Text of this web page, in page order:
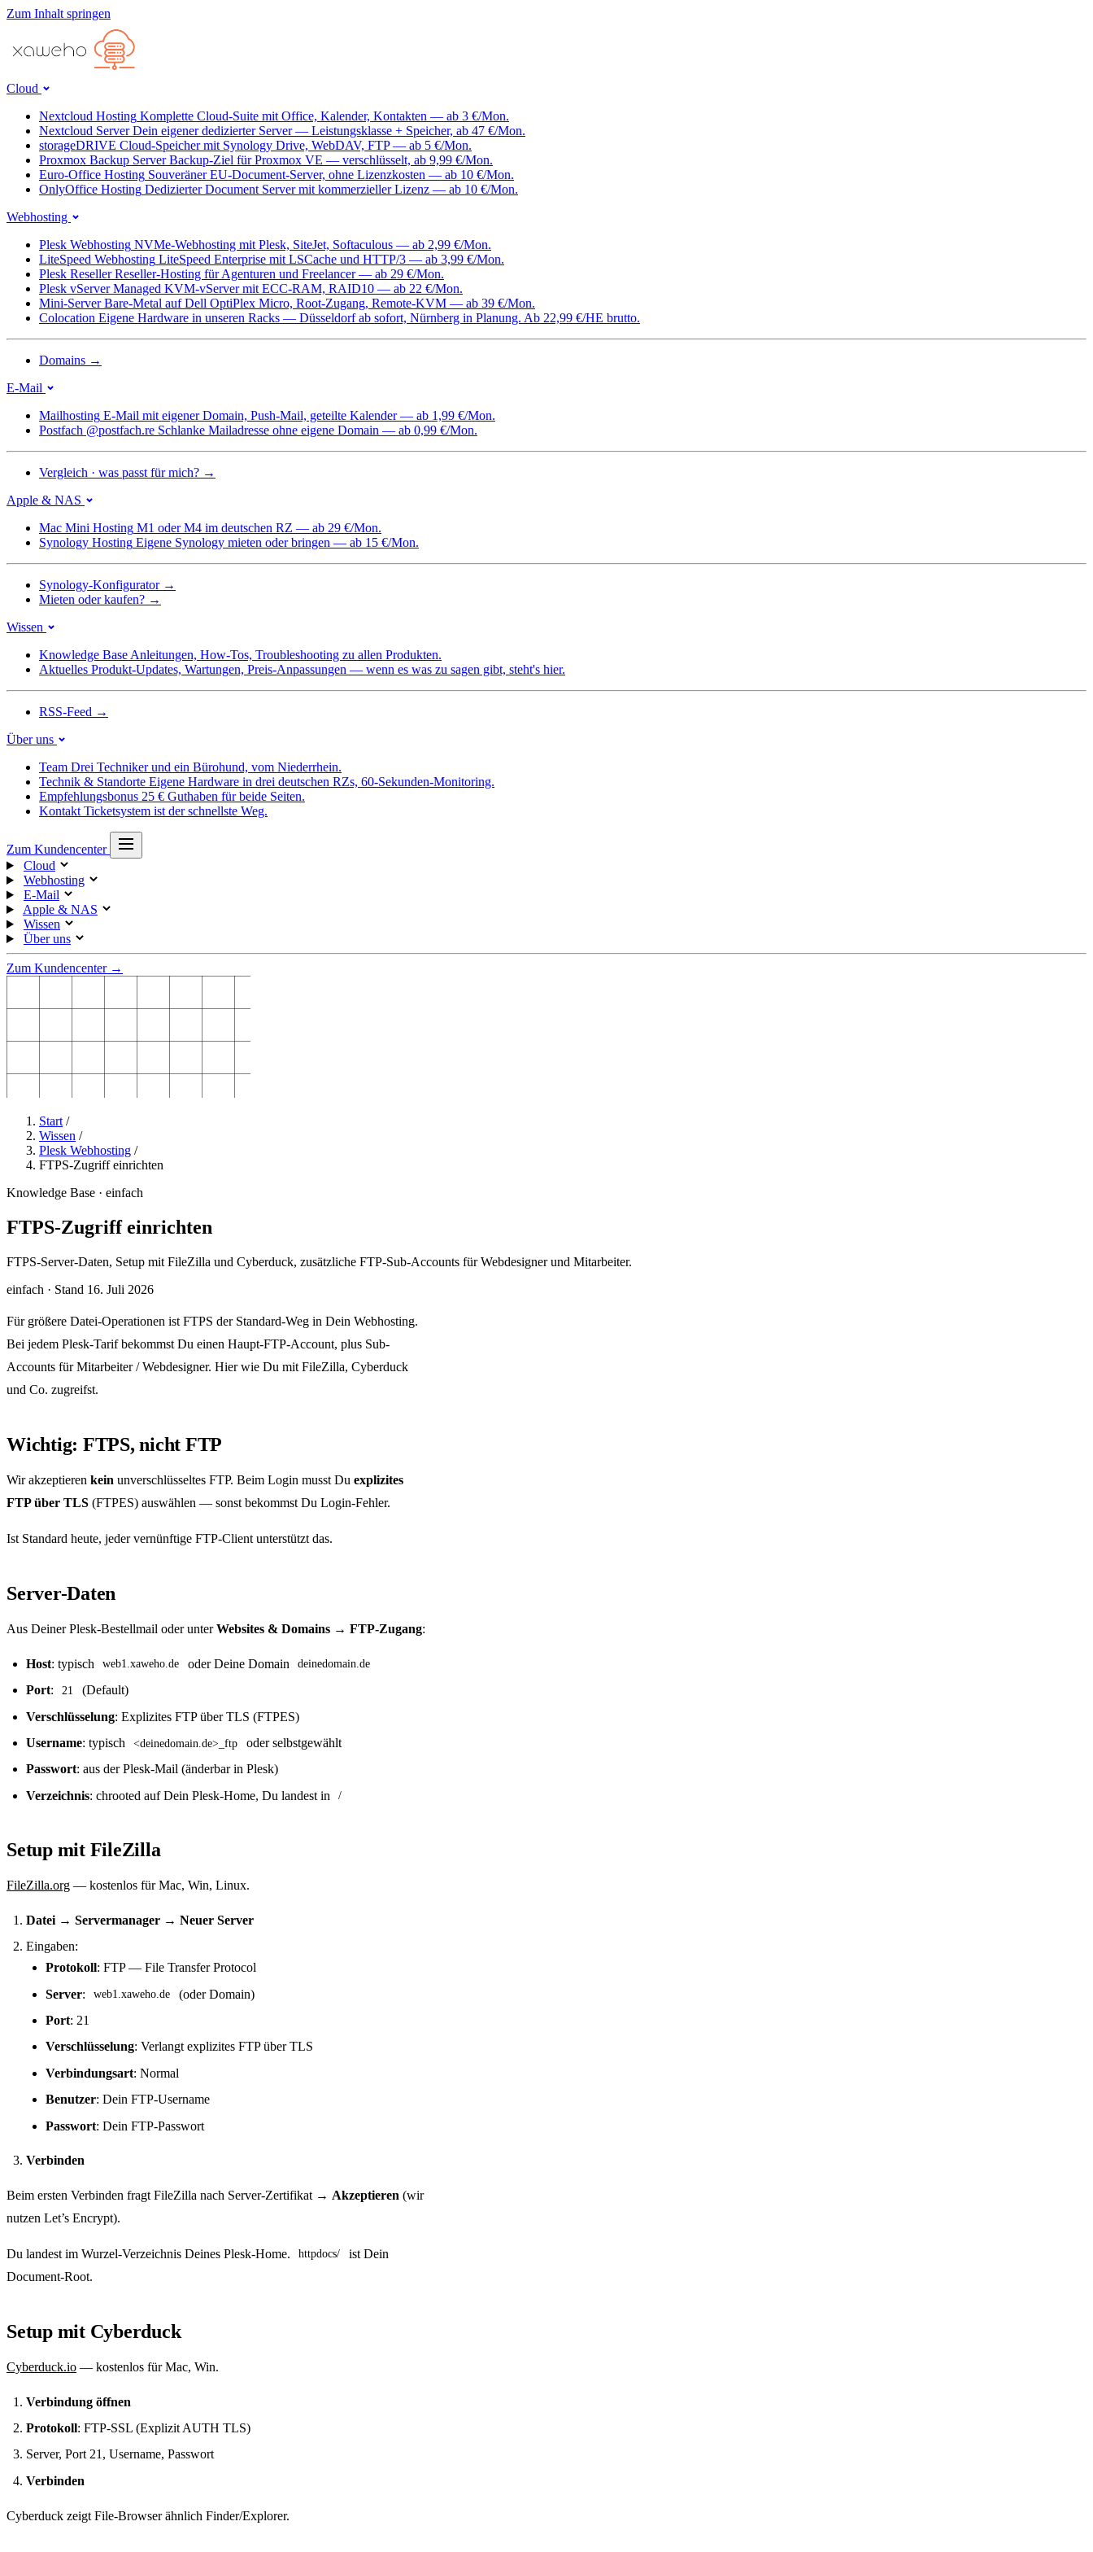
Zum Inhalt springen
Cloud
Nextcloud Hosting Komplette Cloud-Suite mit Office, Kalender, Kontakten — ab 3 €/Mon.
Nextcloud Server Dein eigener dedizierter Server — Leistungsklasse + Speicher, ab 47 €/Mon.
storageDRIVE Cloud-Speicher mit Synology Drive, WebDAV, FTP — ab 5 €/Mon.
Proxmox Backup Server Backup-Ziel für Proxmox VE — verschlüsselt, ab 9,99 €/Mon.
Euro-Office Hosting Souveräner EU-Document-Server, ohne Lizenzkosten — ab 10 €/Mon.
OnlyOffice Hosting Dedizierter Document Server mit kommerzieller Lizenz — ab 10 €/Mon.
Webhosting
Plesk Webhosting NVMe-Webhosting mit Plesk, SiteJet, Softaculous — ab 2,99 €/Mon.
LiteSpeed Webhosting LiteSpeed Enterprise mit LSCache und HTTP/3 — ab 3,99 €/Mon.
Plesk Reseller Reseller-Hosting für Agenturen und Freelancer — ab 29 €/Mon.
Plesk vServer Managed KVM-vServer mit ECC-RAM, RAID10 — ab 22 €/Mon.
Mini-Server Bare-Metal auf Dell OptiPlex Micro, Root-Zugang, Remote-KVM — ab 39 €/Mon.
Colocation Eigene Hardware in unseren Racks — Düsseldorf ab sofort, Nürnberg in Planung. Ab 22,99 €/HE brutto.
Domains →
E-Mail
Mailhosting E-Mail mit eigener Domain, Push-Mail, geteilte Kalender — ab 1,99 €/Mon.
Postfach @postfach.re Schlanke Mailadresse ohne eigene Domain — ab 0,99 €/Mon.
Vergleich · was passt für mich? →
Apple & NAS
Mac Mini Hosting M1 oder M4 im deutschen RZ — ab 29 €/Mon.
Synology Hosting Eigene Synology mieten oder bringen — ab 15 €/Mon.
Synology-Konfigurator →
Mieten oder kaufen? →
Wissen
Knowledge Base Anleitungen, How-Tos, Troubleshooting zu allen Produkten.
Aktuelles Produkt-Updates, Wartungen, Preis-Anpassungen — wenn es was zu sagen gibt, steht's hier.
RSS-Feed →
Über uns
Team Drei Techniker und ein Bürohund, vom Niederrhein.
Technik & Standorte Eigene Hardware in drei deutschen RZs, 60-Sekunden-Monitoring.
Empfehlungsbonus 25 € Guthaben für beide Seiten.
Kontakt Ticketsystem ist der schnellste Weg.
Zum Kundencenter
Cloud
Webhosting
E-Mail
Apple & NAS
Wissen
Über uns
Zum Kundencenter →
Start /
Wissen /
Plesk Webhosting /
FTPS-Zugriff einrichten
Knowledge Base · einfach
FTPS-Zugriff einrichten
FTPS-Server-Daten, Setup mit FileZilla und Cyberduck, zusätzliche FTP-Sub-Accounts für Webdesigner und Mitarbeiter.
einfach · Stand 16. Juli 2026
Für größere Datei-Operationen ist FTPS der Standard-Weg in Dein Webhosting.
Bei jedem Plesk-Tarif bekommst Du einen Haupt-FTP-Account, plus Sub-
Accounts für Mitarbeiter / Webdesigner. Hier wie Du mit FileZilla, Cyberduck
und Co. zugreifst.
Wichtig: FTPS, nicht FTP
Wir akzeptieren kein unverschlüsseltes FTP. Beim Login musst Du explizites
FTP über TLS (FTPES) auswählen — sonst bekommst Du Login-Fehler.
Ist Standard heute, jeder vernünftige FTP-Client unterstützt das.
Server-Daten
Aus Deiner Plesk-Bestellmail oder unterWebsites & Domains → FTP-Zugang:
Host: typisch web1.xaweho.de oder Deine Domain deinedomain.de
Port: 21
(Default)
Verschlüsselung: Explizites FTP über TLS (FTPES)
Username: typisch <deinedomain.de>_ftp
oder selbstgewählt
Passwort: aus der Plesk-Mail (änderbar in Plesk)
Verzeichnis: chrooted auf Dein Plesk-Home, Du landest in /
Setup mit FileZilla
FileZilla.org — kostenlos für Mac, Win, Linux.
Datei → Servermanager → Neuer Server
Eingaben:
Protokoll: FTP — File Transfer Protocol
Server: web1.xaweho.de
(oder Domain)
Port: 21
Verschlüsselung: Verlangt explizites FTP über TLS
Verbindungsart: Normal
Benutzer: Dein FTP-Username
Passwort: Dein FTP-Passwort
Verbinden
Beim ersten Verbinden fragt FileZilla nach Server-Zertifikat → Akzeptieren (wir
nutzen Let’s Encrypt).
Du landest im Wurzel-Verzeichnis Deines Plesk-Home. httpdocs/
ist Dein
Document-Root.
Setup mit Cyberduck
Cyberduck.io — kostenlos für Mac, Win.
Verbindung öffnen
Protokoll: FTP-SSL (Explizit AUTH TLS)
Server, Port 21, Username, Passwort
Verbinden
Cyberduck zeigt File-Browser ähnlich Finder/Explorer.